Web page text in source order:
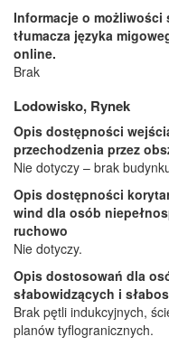
Informacje o możliwości
tłumacza języka
online.
Brak
Lodowisko, Rynek
Opis dostępności
przechodzenia przez
Nie dotyczy – brak
Opis dostępności
wind dla osób
ruchowo
Nie dotyczy.
Opis dostosowań dla
słabowidzących i
Brak pętli indukcyjnych,
planów tyflogranicznych.